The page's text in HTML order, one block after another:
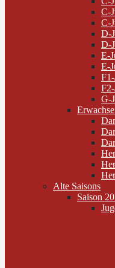
C-
C-
D-
D-
E-
E-
G-
Alte Saisons
Saison